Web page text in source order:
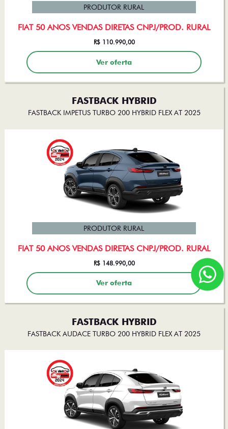
FIAT 50 ANOS VENDAS DIRETAS CNPJ/PROD. RURAL
PRODUTOR RURAL
R$ 110.990,00
Ver oferta
FASTBACK HYBRID
FASTBACK IMPETUS TURBO 200 HYBRID FLEX AT 2025
FIAT 50 ANOS VENDAS DIRETAS CNPJ/PROD. RURAL
PRODUTOR RURAL
R$ 148.990,00
Ver oferta
FASTBACK HYBRID
FASTBACK AUDACE TURBO 200 HYBRID FLEX AT 2025